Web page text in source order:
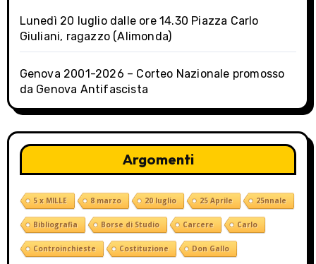
Lunedì 20 luglio dalle ore 14.30 Piazza Carlo
Giuliani, ragazzo (Alimonda)
Genova 2001-2026 – Corteo Nazionale promosso
da Genova Antifascista
Argomenti
5 x MILLE 8 marzo 20 luglio 25 Aprile 25nnale
Bibliografia Borse di Studio Carcere Carlo
Controinchieste Costituzione Don Gallo